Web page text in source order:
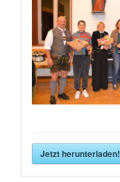
Jetzt herunterladen!